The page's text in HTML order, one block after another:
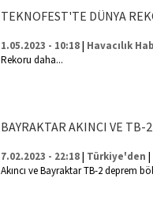
TEKNOFEST'TE DÜNYA
1.05.2023 - 10:18| Havacılık
Rekoru daha...
BAYRAKTAR AKINCI VE TB-
7.02.2023 - 22:18| Türkiye'den |
Akıncı ve Bayraktar TB-2 deprem